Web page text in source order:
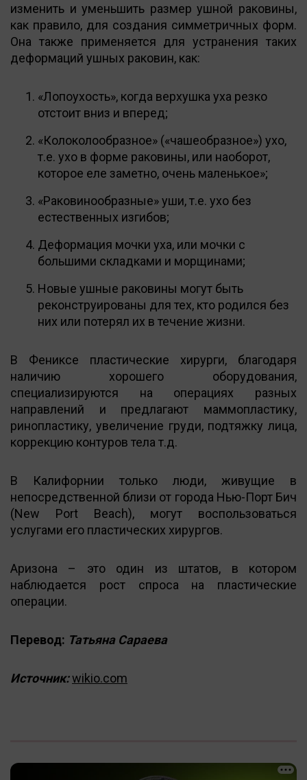
изменить и уменьшить размер ушной раковины,
как правило, для создания симметричных форм.
Она также применяется для устранения таких
деформаций ушных раковин, как:
«Лопоухость», когда верхушка уха резко
отстоит вниз и вперед;
«Колоколообразное» («чашеобразное») ухо,
т.е. ухо в форме раковины, или наоборот,
которое еле заметно, очень маленькое»;
«Раковинообразные» уши, т.е. ухо без
естественных изгибов;
Деформация мочки уха, или мочки с
большими складками и морщинами;
Новые ушные раковины могут быть
реконструированы для тех, кто родился без
них или потерял их в течение жизни.
В Фениксе пластические хирурги, благодаря
наличию хорошего оборудования,
специализируются на операциях разных
направлений и предлагают маммопластику,
ринопластику, увеличение груди, подтяжку лица,
коррекцию контуров тела т.д.
В Калифорнии только люди, живущие в
непосредственной близи от города Нью-Порт Бич
(New Port Beach), могут воспользоваться
услугами его пластических хирургов.
Аризона – это один из штатов, в котором
наблюдается рост спроса на пластические
операции.
Перевод: Татьяна Сараева
Источник:wikio.com